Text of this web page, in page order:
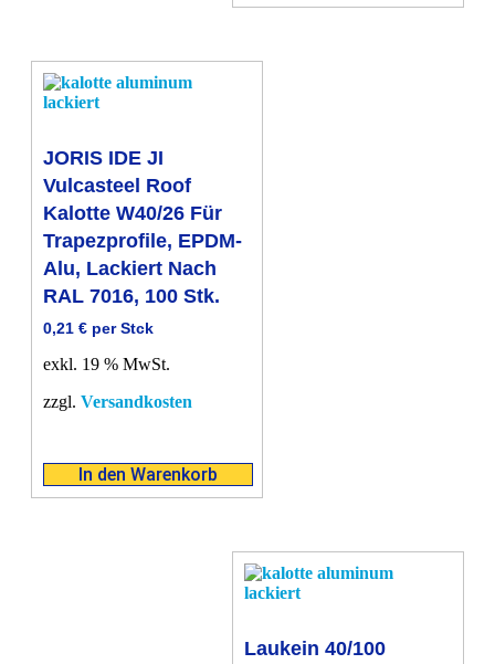
JORIS IDE JI
Vulcasteel Roof
Kalotte W40/26 Für
Trapezprofile, EPDM-
Alu, Lackiert Nach
RAL 7016, 100 Stk.
0,21 € per Stck
exkl. 19 % MwSt.
zzgl. Versandkosten
In den Warenkorb
Laukein 40/100